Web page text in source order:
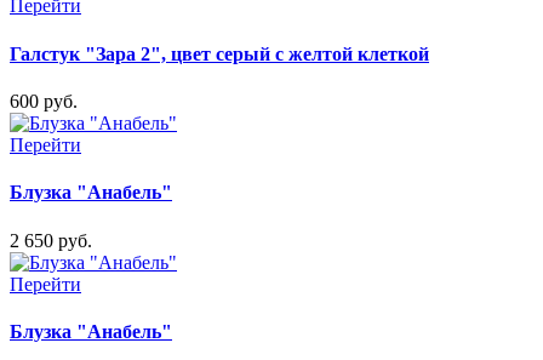
Перейти
Галстук "Зара 2", цвет серый с желтой клеткой
600 руб.
Перейти
Блузка "Анабель"
2 650 руб.
Перейти
Блузка "Анабель"